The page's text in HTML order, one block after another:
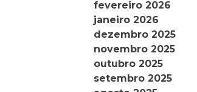
fevereiro 2026
janeiro 2026
dezembro 2025
novembro 2025
outubro 2025
setembro 2025